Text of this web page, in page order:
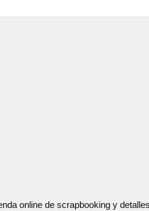
online de scrapbooking y